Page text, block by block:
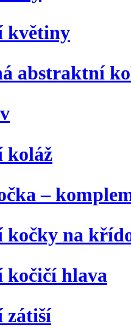
květiny
abstraktní
koláž
–
na
hlava
zátiší